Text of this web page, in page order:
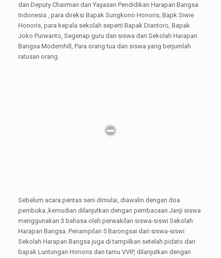
dan Deputy Chairman dari Yayasan Pendidikan Harapan Bangsa
Indonesia , para direksi Bapak Sungkono Honoris, Bapk Siwie
Honoris, para kepala sekolah seperti Bapak Diantoro, Bapak
Joko Purwanto, Segenap guru dan siswa dari Sekolah Harapan
Bangsa Modernhill, Para orang tua dan siswa yang berjumlah
ratusan orang.
Sebelum acara pentas seni dimulai, diawalin dengan doa
pembuka ,kemudian dilanjutkan dengan pembacaan Janji siswa
menggunakan 3 bahasa oleh perwakilan siswa-siswi Sekolah
Harapan Bangsa. Penampilan 5 Barongsai dari siswa-siswi
Sekolah Harapan Bangsa juga di tampilkan setelah pidato dari
bapak Luntungan Honoris dan tamu VVIP, dilanjutkan dengan